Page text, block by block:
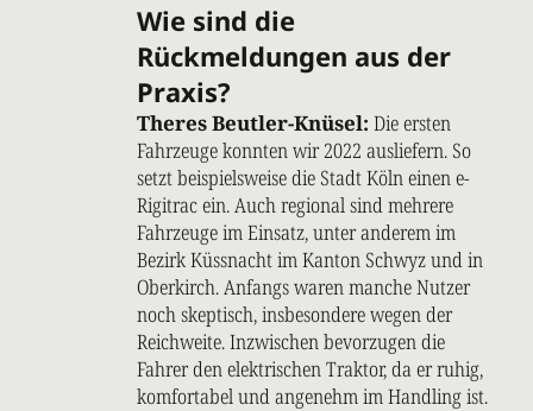
Wie sind die
Rückmeldungen aus der
Praxis?
Theres Beutler-Knüsel: Die ersten
Fahrzeuge konnten wir 2022 ausliefern. So
setzt beispielsweise die Stadt Köln einen e-
Rigitrac ein. Auch regional sind mehrere
Fahrzeuge im Einsatz, unter anderem im
Bezirk Küssnacht im Kanton Schwyz und in
Oberkirch. Anfangs waren manche Nutzer
noch skeptisch, insbesondere wegen der
Reichweite. Inzwischen bevorzugen die
Fahrer den elektrischen Traktor, da er ruhig,
komfortabel und angenehm im Handling ist.